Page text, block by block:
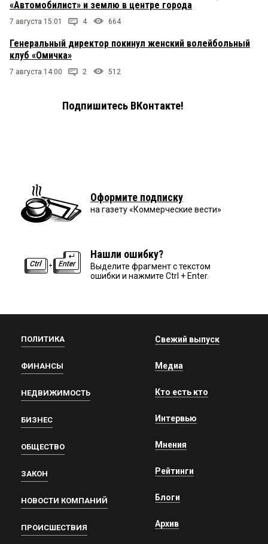
«Автомобилист» и землю в центре города
7 августа 15:01 4 664
Генеральный директор покинул женский волейбольный
клуб «Омичка»
7 августа 14:00 2 512
Подпишитесь ВКонтакте!
Оформите подписку
на газету «Коммерческие вести»
Нашли ошибку?
Выделите фрагмент с текстом
ошибки и нажмите Ctrl + Enter.
ПОЛИТИКА
ФИНАНСЫ
НЕДВИЖИМОСТЬ
БИЗНЕС
ОБЩЕСТВО
ЗАКОН
НОВОСТИ КОМПАНИЙ
ПРОИСШЕСТВИЯ
Свежий выпуск
Медиа
Кто есть кто
Интервью
Мнения
Рейтинги
Блоги
Архив